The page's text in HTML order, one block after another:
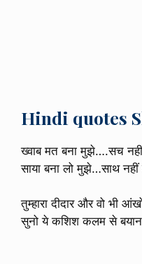
Hindi quotes
ख्वाब मत बना मुझे….सच
साया बना लो मुझे…साथ
तुम्हारा दीदार और वो भी
सुनो ये कशिश कलम से